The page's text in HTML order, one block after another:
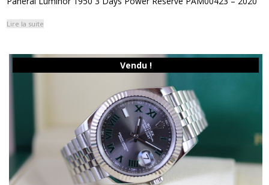
Lire la suite
Vendu !